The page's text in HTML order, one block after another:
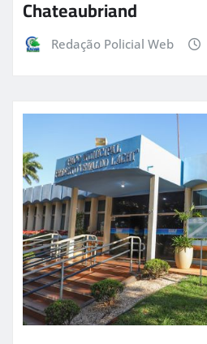
Chateaubriand
Redação Policial Web